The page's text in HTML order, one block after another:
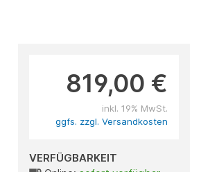
819,00 €
inkl. 19% MwSt.
ggfs. zzgl. Versandkosten
VERFÜGBARKEIT